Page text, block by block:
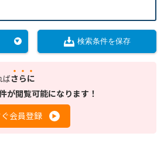
検索条件を保存
ばさらに
が閲覧可能になります！
会員登録